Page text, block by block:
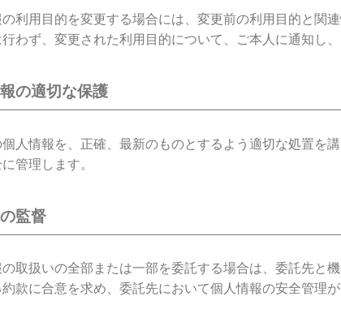
利用目的を変更する場合には、変更前の利用目的と関
わず、変更された利用目的について、ご本人に通知し、
の適切な保護
人情報を、正確、最新のものとするよう適切な処置を
管理します。
監督
取扱いの全部または一部を委託する場合は、委託先と
款に合意を求め、委託先において個人情報の安全管理